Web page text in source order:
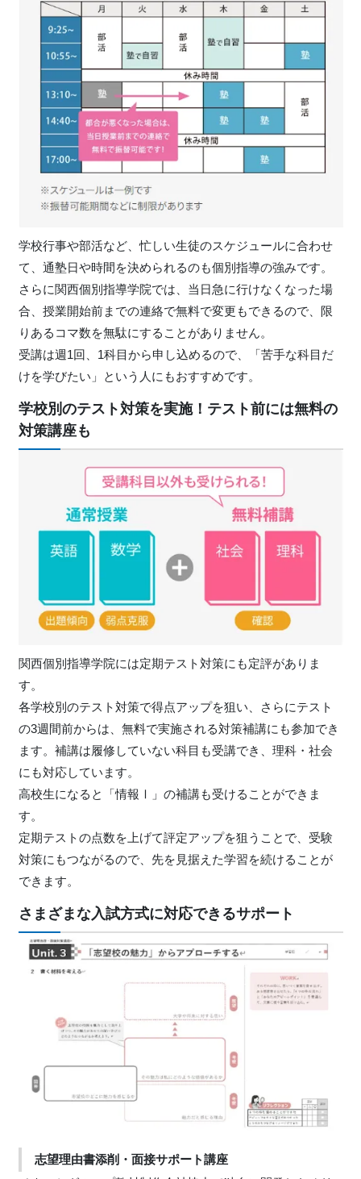
学校行事や部活など、忙しい生徒のスケジュールに合わせ
て、通塾日や時間を決められるのも個別指導の強みです。
さらに関西個別指導学院では、当日急に行けなくなった場
合、授業開始前までの連絡で無料で変更もできるので、限
りあるコマ数を無駄にすることがありません。
受講は週1回、1科目から申し込めるので、「苦手な科目だ
けを学びたい」という人にもおすすめです。
学校別のテスト対策を実施！テスト前には無料の
対策講座も
関西個別指導学院には定期テスト対策にも定評がありま
す。
各学校別のテスト対策で得点アップを狙い、さらにテスト
の3週間前からは、無料で実施される対策補講にも参加でき
ます。補講は履修していない科目も受講でき、理科・社会
にも対応しています。
高校生になると「情報Ⅰ」の補講も受けることができま
す。
定期テストの点数を上げて評定アップを狙うことで、受験
対策にもつながるので、先を見据えた学習を続けることが
できます。
さまざまな入試方式に対応できるサポート
志望理由書添削・面接サポート講座